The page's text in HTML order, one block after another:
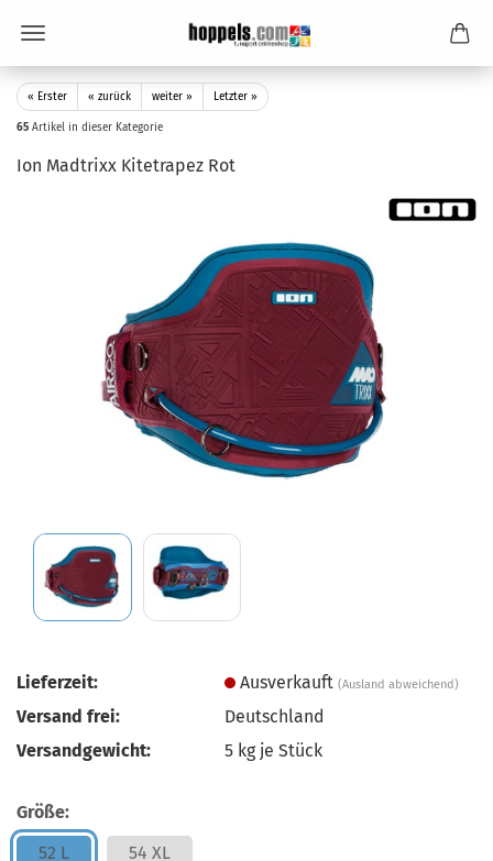
« Erster « zurück weiter » Letzter »
65 Artikel in dieser Kategorie
Ion Madtrixx Kitetrapez Rot
Lieferzeit: Ausverkauft(Ausland abweichend)
Versand frei:
Deutschland
Versandgewicht:
5 kg je Stück
Größe:
52 L
54 XL